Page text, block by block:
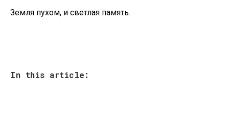
Земля пухом, и светлая память.
In this article: